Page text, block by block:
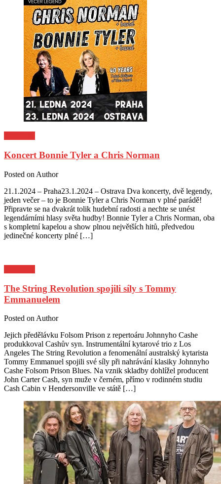
Koncert Bonnie Tyler a Chris Norman
Posted on Author
21.1.2024 – Praha23.1.2024 – Ostrava Dva koncerty, dvě legendy,
jeden večer – to je Bonnie Tyler a Chris Norman v plné parádě!
Připravte se na dvakrát tolik hudební radosti a nechte se unést
legendárními hlasy světa hudby! Bonnie Tyler a Chris Norman, oba
s kompletní kapelou a show plnou největších hitů, předvedou
jedinečné koncerty plné […]
The String Revolution spojili síly s Tommy
Emmanuelem
Posted on Author
Jejich předělávku Folsom Prison z repertoáru Johnnyho Cashe
produkkoval Cashův syn. Instrumentální kytarové trio z Los
Angeles The String Revolution a fenomenální australský kytarista
Tommy Emmanuel spojili své síly při nahrávání klasiky Johnnyho
Cashe Folsom Prison Blues. Na vznik skladby dohlížel producent
John Carter Cash, syn muže v černém, přímo v rodinném studiu
Cash Cabin v Hendersonville ve státě […]